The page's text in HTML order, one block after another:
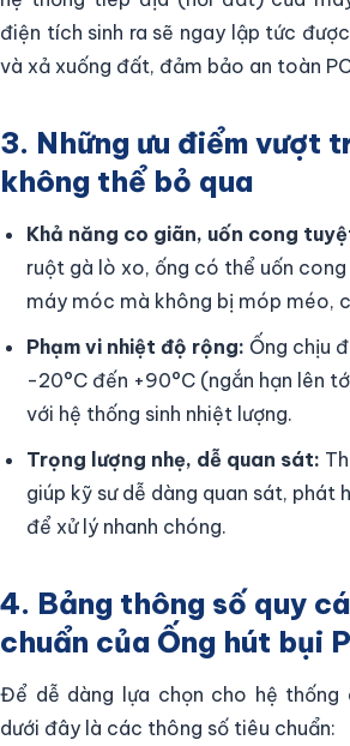
điện tích sinh ra sẽ ngay lập tức
và xả xuống đất, đảm bảo an toàn
3. Những ưu điểm vượt
không thể bỏ qua
Khả năng co giãn, uốn cong
ruột gà lò xo, ống có thể uốn
máy móc mà không bị móp méo,
Phạm vi nhiệt độ rộng: Ống chịu
-20°C đến +90°C (ngắn hạn lên
với hệ thống sinh nhiệt lượng.
Trọng lượng nhẹ, dễ quan sát:
giúp kỹ sư dễ dàng quan sát, phát
để xử lý nhanh chóng.
4. Bảng thông số quy
chuẩn của Ống hút bụi
Để dễ dàng lựa chọn cho hệ thống
dưới đây là các thông số tiêu chuẩn: